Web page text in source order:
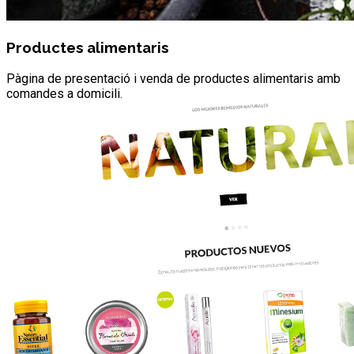
Productes alimentaris
Pàgina de presentació i venda de productes alimentaris amb
comandes a domicili.